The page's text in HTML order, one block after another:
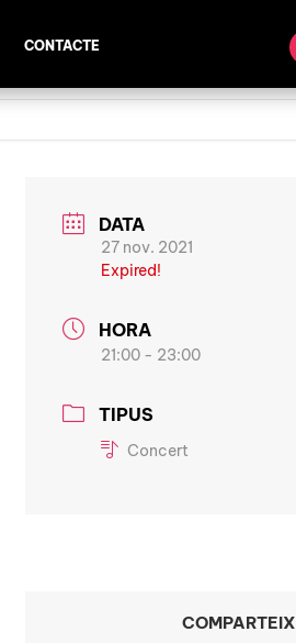
CONTACTE
DATA
27 nov. 2021
Expired!
HORA
21:00 - 23:00
TIPUS
Concert
COMPARTEIX